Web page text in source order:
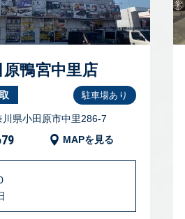
鴨宮中里店
駐車場あり
県小田原市中里286-7
MAPを見る